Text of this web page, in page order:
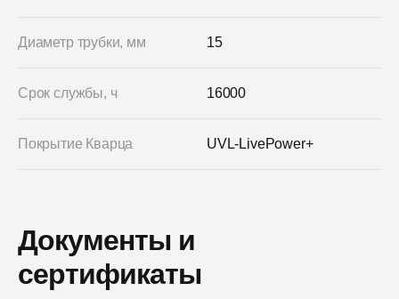
Диаметр трубки, мм 15
Срок службы, ч 16000
Покрытие Кварца UVL-LivePower+
Документы и
сертификаты